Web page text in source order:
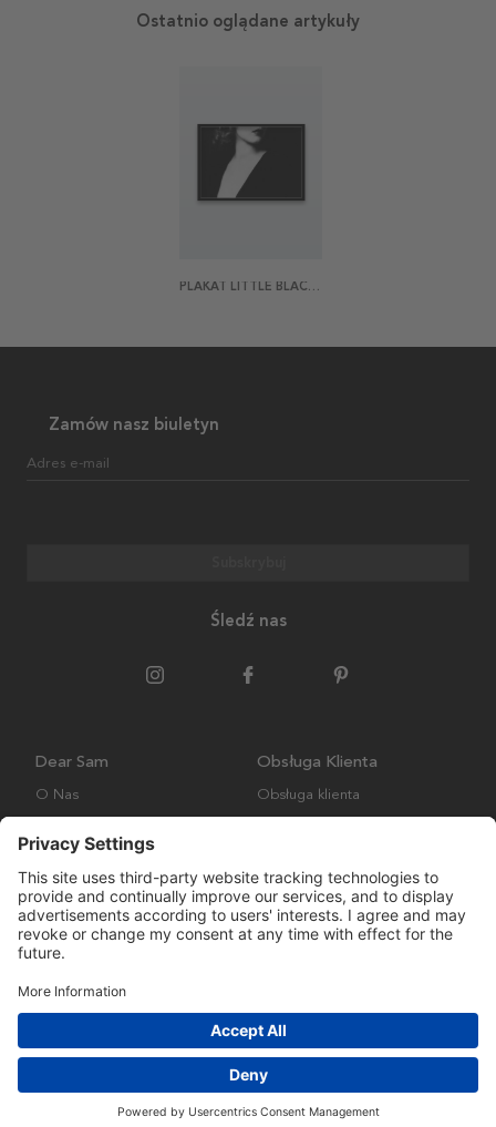
Ostatnio oglądane artykuły
PLAKAT LITTLE BLACK DRESS
Zamów nasz biuletyn
Adres e-mail
Śledź nas
Dear Sam
O Nas
Obsługa Klienta
Obsługa klienta
Wysyłka i Dostawa